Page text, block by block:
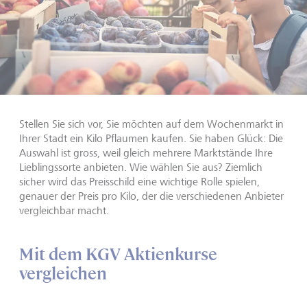
Stellen Sie sich vor, Sie möchten auf dem Wochenmarkt in
Ihrer Stadt ein Kilo Pflaumen kaufen. Sie haben Glück: Die
Auswahl ist gross, weil gleich mehrere Marktstände Ihre
Lieblingssorte anbieten. Wie wählen Sie aus? Ziemlich
sicher wird das Preisschild eine wichtige Rolle spielen,
genauer der Preis pro Kilo, der die verschiedenen Anbieter
vergleichbar macht.
Mit dem KGV Aktienkurse
vergleichen